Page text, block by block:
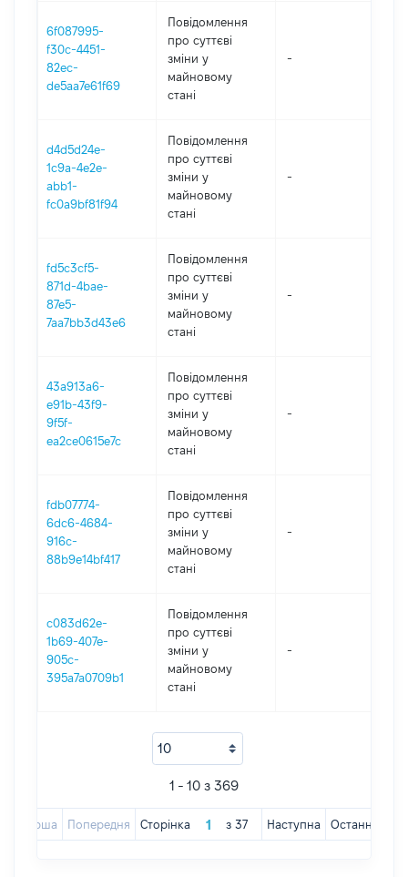
6f087995-
f30c-4451-
82ec-
de5aa7e61f69
Повідомлення
про суттєві
зміни y
майновому
стані
-
d4d5d24e-
1c9a-4e2e-
abb1-
fc0a9bf81f94
Повідомлення
про суттєві
зміни y
майновому
стані
-
fd5c3cf5-
871d-4bae-
87e5-
7aa7bb3d43e6
Повідомлення
про суттєві
зміни y
майновому
стані
-
43a913a6-
e91b-43f9-
9f5f-
ea2ce0615e7c
Повідомлення
про суттєві
зміни y
майновому
стані
-
fdb07774-
6dc6-4684-
916c-
88b9e14bf417
Повідомлення
про суттєві
зміни y
майновому
стані
-
c083d62e-
1b69-407e-
905c-
395a7a0709b1
Повідомлення
про суттєві
зміни y
майновому
стані
-
1 - 10 з 369
Перша Попередня Сторінка з 37 Наступна Остання